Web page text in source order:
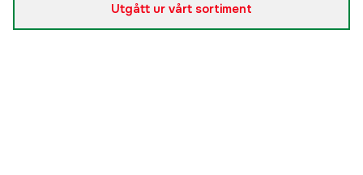
Firetiger
119 kr
Slutsåld
Utgått ur vårt sortiment